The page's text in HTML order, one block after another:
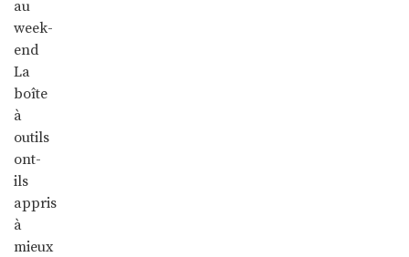
au
week-
end
La
boîte
à
outils
ont-
ils
appris
à
mieux